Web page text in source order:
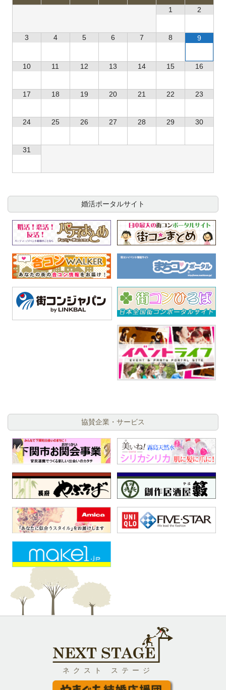
1
2
3 4 5 6 7 8 9
10 11 12 13 14 15 16
17 18 19 20 21 22 23
24 25 26 27 28 29 30
31
婚活ポータルサイト
協賛企業・サービス
ネクスト ステージ